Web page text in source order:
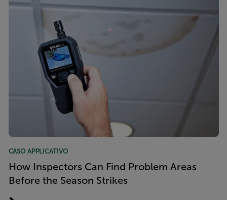
CASO APPLICATIVO
How Inspectors Can Find Problem Areas
Before the Season Strikes